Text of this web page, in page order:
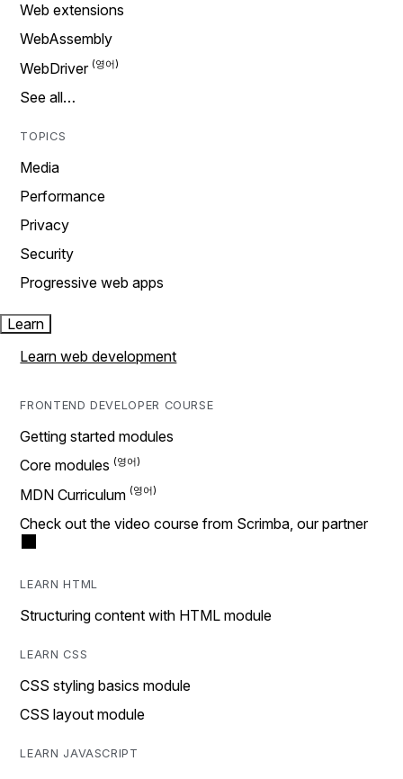
Web extensions
WebAssembly
WebDriver
See all…
TOPICS
Media
Performance
Privacy
Security
Progressive web apps
Learn
Learn web development
FRONTEND DEVELOPER COURSE
Getting started modules
Core modules
MDN Curriculum
Check out the video course from Scrimba, our partner
LEARN HTML
Structuring content with HTML module
LEARN CSS
CSS styling basics module
CSS layout module
LEARN JAVASCRIPT